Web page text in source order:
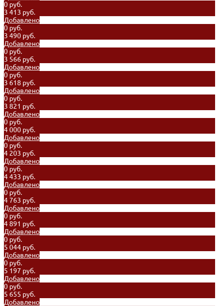
0 руб.
3 413 руб.
Добавлено
0 руб.
3 490 руб.
Добавлено
0 руб.
3 566 руб.
Добавлено
0 руб.
3 618 руб.
Добавлено
0 руб.
3 821 руб.
Добавлено
0 руб.
4 000 руб.
Добавлено
0 руб.
4 203 руб.
Добавлено
0 руб.
4 433 руб.
Добавлено
0 руб.
4 763 руб.
Добавлено
0 руб.
4 891 руб.
Добавлено
0 руб.
5 044 руб.
Добавлено
0 руб.
5 197 руб.
Добавлено
0 руб.
5 655 руб.
Добавлено